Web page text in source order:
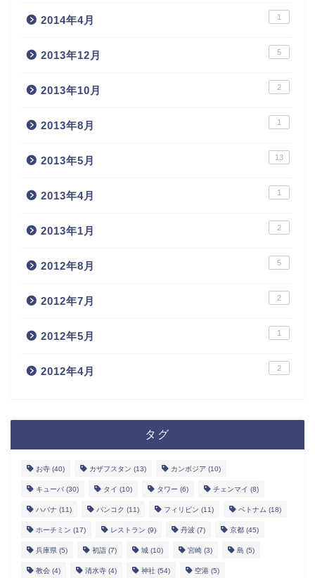
2014年4月 1
2013年12月 5
2013年10月 2
2013年8月 1
2013年5月 13
2013年4月 1
2013年1月 2
2012年8月 5
2012年7月 2
2012年5月 1
2012年4月 2
タグ
お寺 (40) カザフスタン (13) カンボジア (10)
キューバ (30) タイ (10) タワー (6) チェンマイ (8)
ハバナ (11) バンコク (11) フィリピン (11) ベトナム (18)
ホーチミン (17) レストラン (9) 丹波 (7) 京都 (45)
兵庫県 (5) 初詣 (7) 城 (10) 宮崎 (3) 島 (5)
教会 (4) 清水寺 (4) 神社 (54) 空港 (5)
ホーム
お問い合わせ
サイトマップ